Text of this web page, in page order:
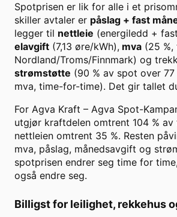
Spotprisen er lik for alle i et
skiller avtaler er påslag + fast
legger til nettleie (energiledd +
elavgift (7,13 øre/kWh), mva (25
Nordland/Troms/Finnmark) og
strømstøtte (90 % av spot over 77
mva, time-for-time). Det gir tallet
For Agva Kraft – Agva Spot-
utgjør kraftdelen omtrent 104 %
nettleien omtrent 35 %. Resten
mva, påslag, månedsavgift og
spotprisen endrer seg time for
også endre seg.
Billigst for leilighet, rekkehus